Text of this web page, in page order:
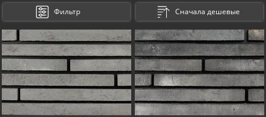
Для наружной отделки
Фильтр Сначала дешевые